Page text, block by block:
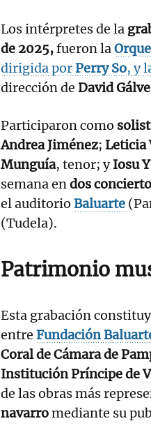
Los intérpretes de la
de 2025,fueron la
dirigida porPerry So, y
dirección de David
Participaron como
Andrea Jiménez; Leticia
Munguía, tenor; yIosu
semana endos
el auditorio Baluarte
(Tudela).
Patrimonio
Esta grabación
entre Fundación
Coral de Cámara de
Institución Príncipe de
de las obras más
navarromediante su